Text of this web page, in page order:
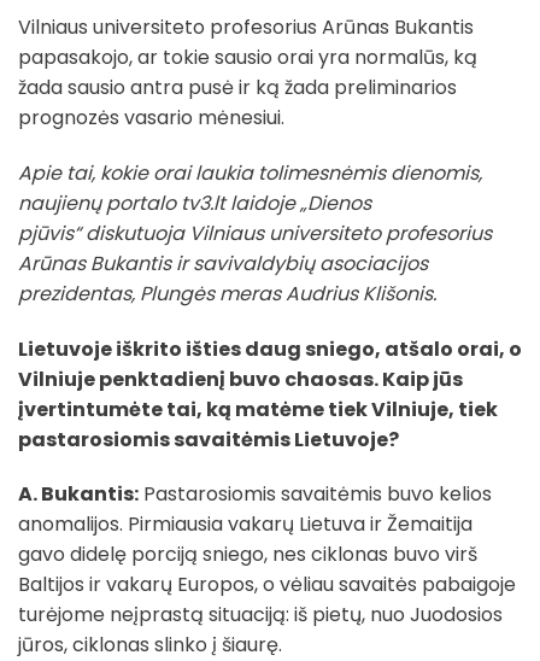
Vilniaus universiteto profesorius Arūnas Bukantis
papasakojo, ar tokie sausio orai yra normalūs, ką
žada sausio antra pusė ir ką žada preliminarios
prognozės vasario mėnesiui.
Apie tai, kokie orai laukia tolimesnėmis dienomis,
naujienų portalo tv3.lt laidoje „Dienos
pjūvis“ diskutuoja Vilniaus universiteto profesorius
Arūnas Bukantis ir savivaldybių asociacijos
prezidentas, Plungės meras Audrius Klišonis.
Lietuvoje iškrito išties daug sniego, atšalo orai, o
Vilniuje penktadienį buvo chaosas. Kaip jūs
įvertintumėte tai, ką matėme tiek Vilniuje, tiek
pastarosiomis savaitėmis Lietuvoje?
A. Bukantis: Pastarosiomis savaitėmis buvo kelios
anomalijos. Pirmiausia vakarų Lietuva ir Žemaitija
gavo didelę porciją sniego, nes ciklonas buvo virš
Baltijos ir vakarų Europos, o vėliau savaitės pabaigoje
turėjome neįprastą situaciją: iš pietų, nuo Juodosios
jūros, ciklonas slinko į šiaurę.